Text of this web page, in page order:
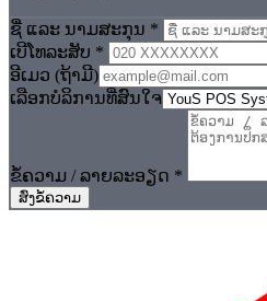
ຊື່ ແລະ ນາມສະກຸນ *
ເບີໂທລະສັບ *
ອີເມວ (ຖ້າມີ)
ເລືອກບໍລິການທີ່ສົນໃຈ
ຂໍ້ຄວາມ / ລາຍລະອຽດ *
ສົ່ງຂໍ້ຄວາມ